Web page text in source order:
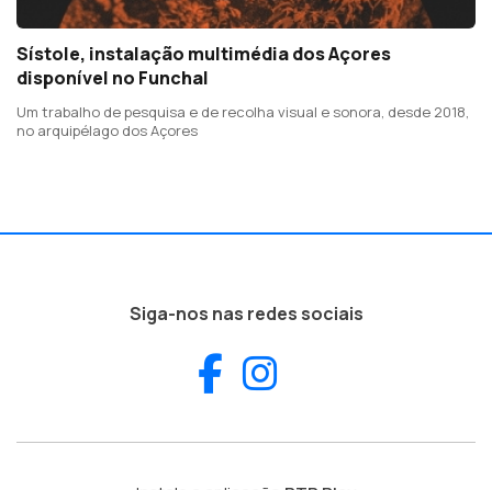
Sístole, instalação multimédia dos Açores
disponível no Funchal
Um trabalho de pesquisa e de recolha visual e sonora, desde 2018,
no arquipélago dos Açores
Siga-nos nas redes sociais
Facebook